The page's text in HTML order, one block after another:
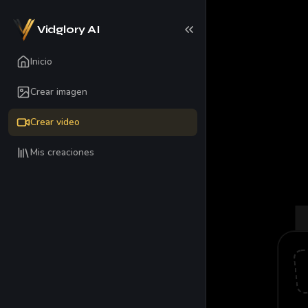
Vidglory AI
Inicio
Crear imagen
Crear video
Mis creaciones